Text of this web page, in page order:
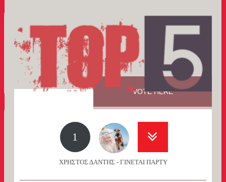
VOTE HERE
1
ΧΡΗΣΤΟΣ ΔΑΝΤΗΣ - ΓΙΝΕΤΑΙ ΠΑΡΤΥ